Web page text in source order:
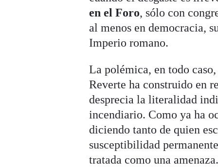
en el Foro, sólo con
al menos en democracia,
Imperio romano.
La polémica, en todo
Reverte ha construido en
desprecia la literalidad
incendiario. Como ya ha
diciendo tanto de quien
susceptibilidad
tratada como una